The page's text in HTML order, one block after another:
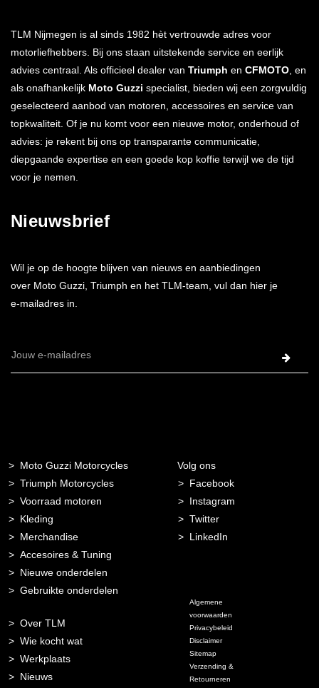
TLM Nijmegen is al sinds 1982 hèt vertrouwde adres voor
motorliefhebbers. Bij ons staan uitstekende service en eerlijk
advies centraal. Als officieel dealer van Triumph en CFMOTO , en
als onafhankelijk Moto Guzzi specialist, bieden wij een zorgvuldig
geselecteerd aanbod van motoren, accessoires en service van
topkwaliteit. Of je nu komt voor een nieuwe motor, onderhoud of
advies: je rekent bij ons op transparante communicatie,
diepgaande expertise en een goede kop koffie terwijl we de tijd
voor je nemen.
Nieuwsbrief
Wil je op de hoogte blijven van nieuws en aanbiedingen
over Moto Guzzi, Triumph en het TLM-team, vul dan hier je
e-mailadres in.
E-
Moto Guzzi Motorcycles
Triumph Motorcycles
Voorraad motoren
Kleding
Merchandise
Accesoires & Tuning
Nieuwe onderdelen
Gebruikte onderdelen
Over TLM
Wie kocht wat
Werkplaats
Nieuws
Volg ons
Facebook
Instagram
Twitter
LinkedIn
Algemene
voorwaarden
Privacybeleid
Disclaimer
Sitemap
Verzending &
Retourneren